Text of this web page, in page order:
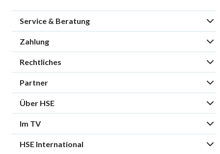
Service & Beratung
Zahlung
Rechtliches
Partner
Über HSE
Im TV
HSE International